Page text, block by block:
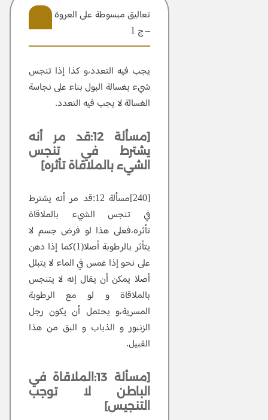
تعاليق مبسوطة علی العروة الوثقی
– ج 1
يجب فيه التعدد،و كذا إذا تنجس
شيء بغسالة البول بناء على نجاسة
الغسالة لا يجب فيه التعدد.
[مسألة 12:قد مر أنه
يشترط في تنجس
الشيء بالملاقاة تأثره]
[240]مسألة 12:قد مر أنه يشترط
في تنجس الشيء بالملاقاة
تأثره،فعلى هذا لو فرض جسم لا
يتأثر بالرطوبة أصلا(1)كما إذا دهن
على نحو إذا غمس في الماء لا يتبلل
أصلا يمكن أن يقال إنه لا يتنجس
بالملاقاة و لو مع الرطوبة
المسرية،و يحتمل أن يكون رجل
الزنبور و الذباب و البق من هذا
القبيل.
[مسألة 13:الملاقاة في
الباطن لا توجب
التنجيس]